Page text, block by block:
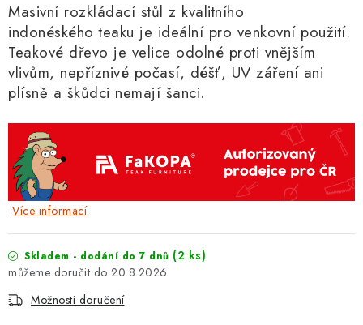
Masivní rozkládací stůl z kvalitního
indonéského teaku je ideální pro venkovní použití.
Teakové dřevo je velice odolné proti vnějším
vlivům, nepříznivé počasí, déšť, UV záření ani
plísně a škůdci nemají šanci.
Více informací
Skladem - dodání do 7 dnů (2 ks)
20.8.2026
Možnosti doručení